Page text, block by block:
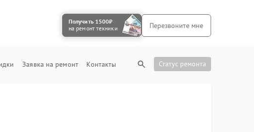
Получить 1500₽
на ремонт техники
Перезвоните мне
Заявка на ремонт Контакты Статус ремонта